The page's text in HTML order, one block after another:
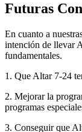
Futuras
En cuanto a
intención de llevar
fundamentales.
1. Que Altar 7-24
2. Mejorar la
programas
3. Conseguir que